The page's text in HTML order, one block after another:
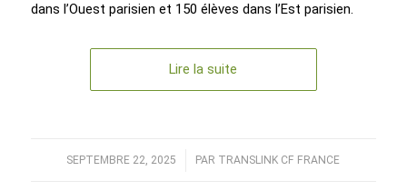
dans l’Ouest parisien et 150 élèves dans l’Est parisien.
Lire la suite
SEPTEMBRE 22, 2025
/ PAR TRANSLINK CF FRANCE